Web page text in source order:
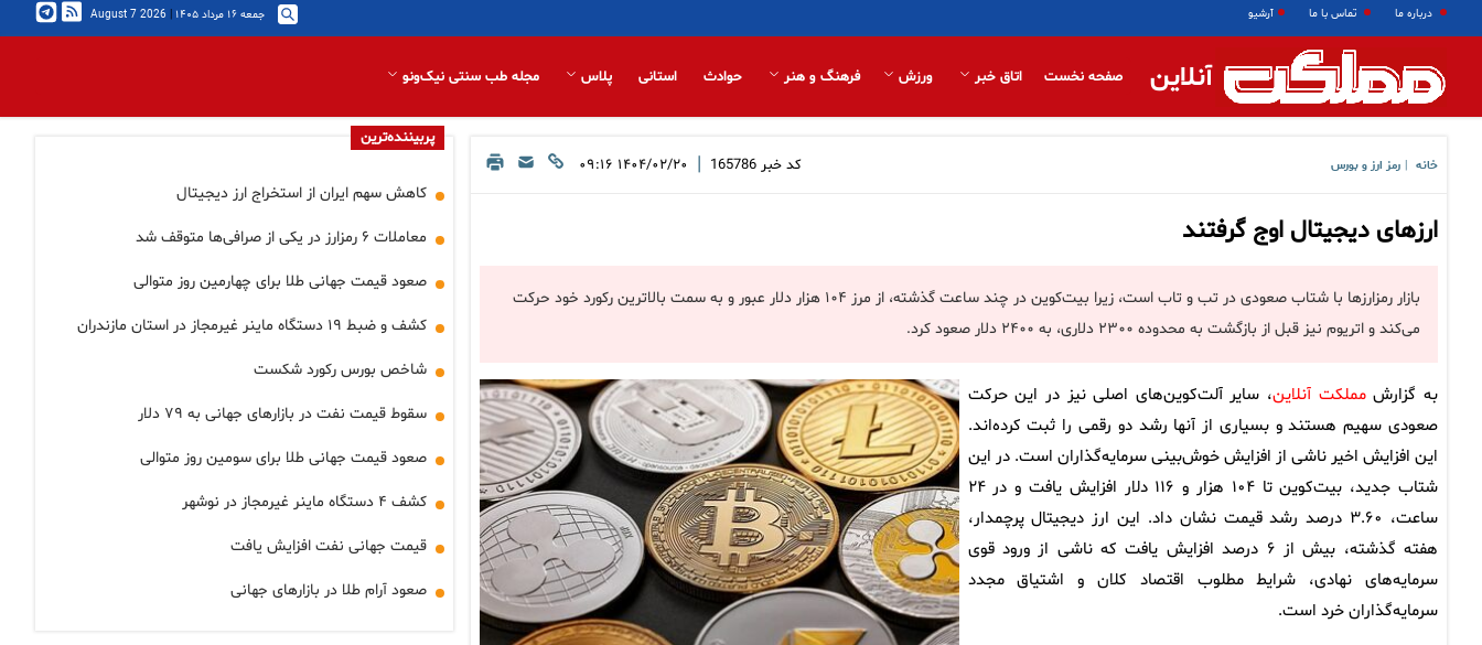
درباره ما تماس با ما آرشیو جمعه ۱۶ مرداد ۱۴۰۵ |
2026 August 7
آنلاین صفحه نخست اتاق خبر ورزش فرهنگ و هنر حوادث استانی پلاس مجله طب سنتی نیک‌ونو
خانه رمز ارز و بورس کد خبر 165786
| ۱۴۰۴/۰۲/۲۰ ۰۹:۱۶
ارزهای دیجیتال اوج گرفتند
بازار رمزارزها با شتاب صعودی در تب‌ و تاب است، زیرا بیت‌کوین در چند ساعت گذشته، از مرز ۱۰۴ هزار دلار عبور و به سمت بالاترین رکورد خود حرکت
می‌کند و اتریوم نیز قبل از بازگشت به محدوده ۲۳۰۰ دلاری، به ۲۴۰۰ دلار صعود کرد.
به گزارشمملکت آنلاین، سایر آلت‌کوین‌های اصلی نیز در این حرکت
صعودی سهیم هستند و بسیاری از آنها رشد دو رقمی را ثبت کرده‌اند.
این افزایش اخیر ناشی از افزایش خوش‌بینی سرمایه‌گذاران است. در این
شتاب جدید، بیت‌کوین تا ۱۰۴ هزار و ۱۱۶ دلار افزایش یافت و در ۲۴
ساعت، ۳.۶۰ درصد رشد قیمت نشان داد. این ارز دیجیتال پرچمدار،
هفته گذشته، بیش از ۶ درصد افزایش یافت که ناشی از ورود قوی
سرمایه‌های نهادی، شرایط مطلوب اقتصاد کلان و اشتیاق مجدد
سرمایه‌گذاران خرد است.
پربیننده‌ترین
کاهش سهم ایران از استخراج ارز دیجیتال
معاملات ۶ رمزارز در یکی از صرافی‌ها متوقف شد
صعود قیمت جهانی طلا برای چهارمین روز متوالی
کشف و ضبط ۱۹ دستگاه ماینر غیرمجاز در استان مازندران
شاخص بورس رکورد شکست
سقوط قیمت نفت در بازارهای جهانی به ۷۹ دلار
صعود قیمت جهانی طلا برای سومین روز متوالی
کشف ۴ دستگاه ماینر غیرمجاز در نوشهر
قیمت جهانی نفت افزایش یافت
صعود آرام طلا در بازارهای جهانی